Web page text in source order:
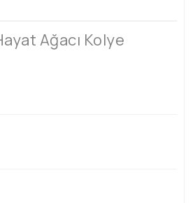
Ağacı Kolye